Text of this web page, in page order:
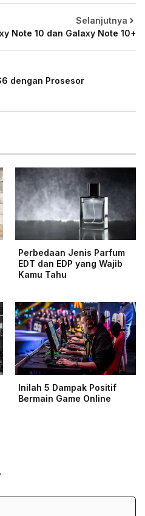
dengan Prosesor
Selanjutnya
Note 10 dan Galaxy Note 10+
Perbedaan Jenis Parfum
EDT dan EDP yang Wajib
Kamu Tahu
Inilah 5 Dampak Positif
Bermain Game Online